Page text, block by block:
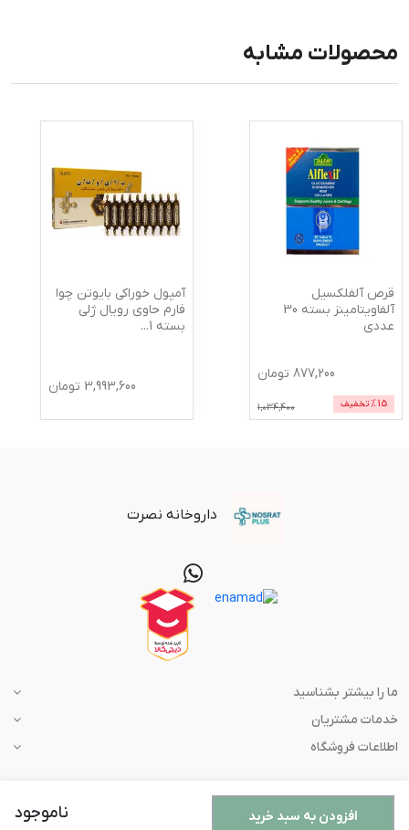
افزودن به سبد خرید ناموجود
محصولات مشابه
قرص آلفلکسیل
آلفاویتامینز بسته 30
عددی
877,200 تومان
15% تخفیف 1,034,400
آمپول خوراکی بایوتن چوا
فارم حاوی رویال ژلی
بسته 1 ...
3,993,600 تومان
داروخانه نصرت
ما را بیشتر بشناسید
خدمات مشتریان
اطلاعات فروشگاه